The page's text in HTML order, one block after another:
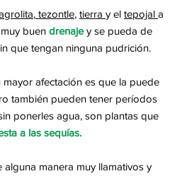
, tezontle, tierra y el tepojal a
buen drenajey se pueda de
que tengan ninguna pudrición.
mayor afectación es que la puede
también pueden tener períodos
ponerles agua, son plantas que
a las sequías.
manera muy llamativos y